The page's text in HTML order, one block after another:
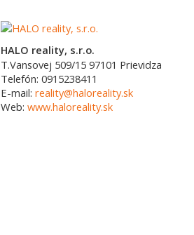
HALO reality, s.r.o.
T.Vansovej 509/15 97101 Prievidza
Telefón: 0915238411
E-mail: reality@haloreality.sk
Web: www.haloreality.sk